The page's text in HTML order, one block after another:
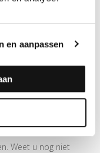
en aanpassen
af in dezelfde kleur
te demonteren
Weet u nog niet